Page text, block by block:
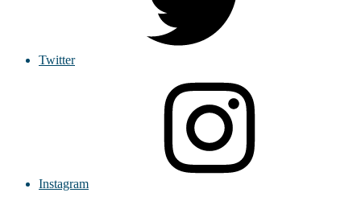
Twitter
Instagram